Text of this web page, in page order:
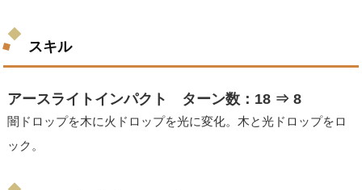
スキル
アースライトインパクト ターン数：18 ⇒ 8
闇ドロップを木に火ドロップを光に変化。木と光ドロップをロ
ック。